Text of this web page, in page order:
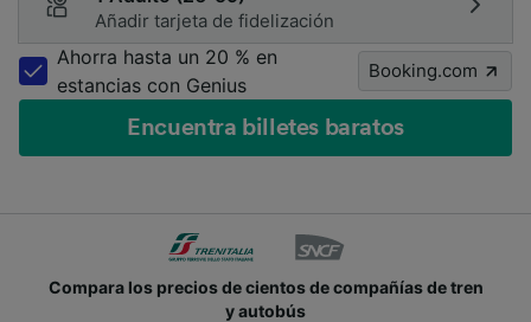
Añadir tarjeta de fidelización
Ahorra hasta un 20 % en
estancias con Genius
Booking.com
Encuentra billetes baratos
Compara los precios de cientos de compañías de tren
y autobús